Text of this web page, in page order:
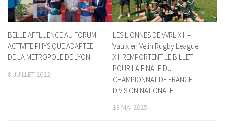
BELLE AFFLUENCE AU FORUM
ACTIVITE PHYSIQUE ADAPTEE
DE LA METROPOLE DE LYON
8 JUILLET 2022
LES LIONNES DE VVRL XIII –
Vaulx en Velin Rugby League
XIII REMPORTENT LE BILLET
POUR LA FINALE DU
CHAMPIONNAT DE FRANCE
DIVISION NATIONALE
18 MAI 2025